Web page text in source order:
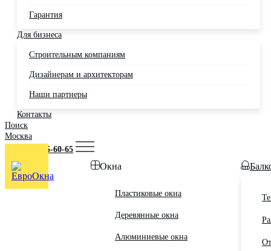
Гарантия
Для бизнеса
Строительным компаниям
Дизайнерам и архитекторам
Наши партнеры
Контакты
Поиск
Москва
+7 (495) 725-60-65
Окна
Пластиковые окна
Деревянные окна
Алюминиевые окна